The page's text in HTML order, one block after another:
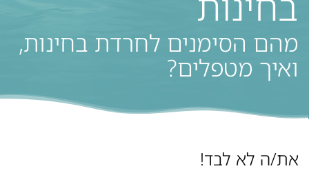
מהם הסימנים לחרדת בחינות,
ואיך מטפלים?
את/ה לא לבד!